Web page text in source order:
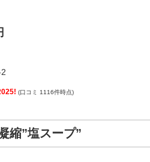
(口コミ 1116件時点)
縮”塩スープ”